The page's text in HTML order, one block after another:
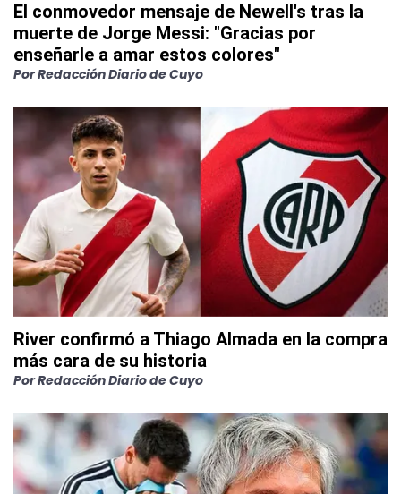
El conmovedor mensaje de Newell's tras la
muerte de Jorge Messi: "Gracias por
enseñarle a amar estos colores"
PorRedacción Diario de Cuyo
River confirmó a Thiago Almada en la compra
más cara de su historia
PorRedacción Diario de Cuyo